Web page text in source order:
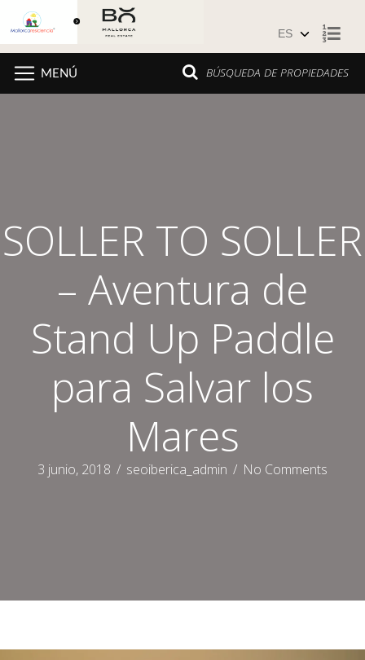
Saltar al contenido
BÚSQUEDA DE PROPIEDADES
MENÚ
SOLLER TO SOLLER
– Aventura de
Stand Up Paddle
para Salvar los
Mares
3 junio, 2018 / seoiberica_admin / No Comments